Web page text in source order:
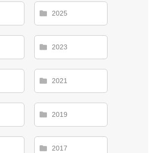
2025
2023
2021
2019
2017